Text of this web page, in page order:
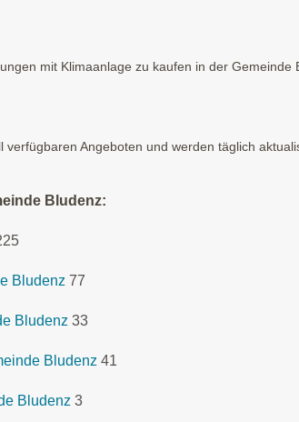
mit Klimaanlage zu kaufen in der
Angeboten und werden täglich
Bludenz:
Bludenz 77
Bludenz 33
Bludenz 41
Bludenz 3